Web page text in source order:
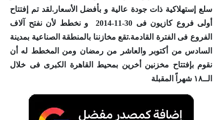
سلع إستهلاكية ذات جودة عالية و بأفضل الأسعار.لقد تم إفتتاح
أولى فروعكازيون
فى 30-11-2014 و نخطط لأن نفتح آلاف
الفروع فى الفترة القادمة.تقع مخازننا بالمنطقة الصناعية بمدينة
السادس من أكتوبر والعاشر من رمضان ومن المخطط له أن
نقوم بإفتتاح مخزنين أخرين بمحيط القاهرة الكبرى فى خلال
الــ١٨ شهراً المقبلة